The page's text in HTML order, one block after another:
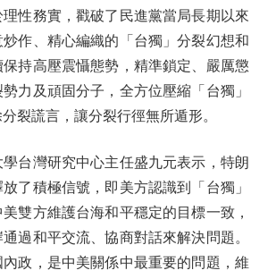
性務實，戳破了民進黨當局長期以來
作、精心編織的「台獨」分裂幻想和
持高壓震懾態勢，精準鎖定、嚴厲懲
力及頑固分子，全方位壓縮「台獨」
裂謊言，讓分裂行徑無所遁形。
灣研究中心主任盛九元表示，特朗
了積極信號，即美方認識到「台獨」
雙方維護台海和平穩定的目標一致，
過和平交流、協商對話來解決問題。
政，是中美關係中最重要的問題，維